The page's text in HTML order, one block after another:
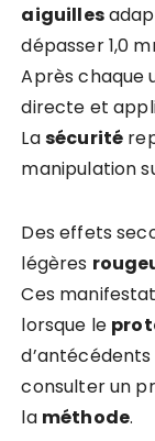
aiguilles
dépasser 1,0
Après chaque
directe et
Lasécurité
manipulation
Des effets
légères
Ces
lorsque le
consulter un
la méthode.